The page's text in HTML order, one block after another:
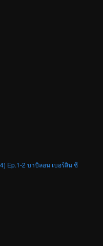
Ep.1-2 บาบิลอน เบอร์ลิน ซี